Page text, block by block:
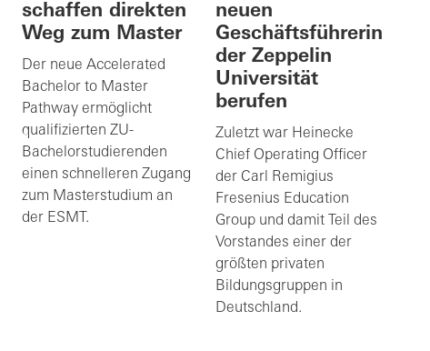
schaffen direkten
Weg zum Master
Der neue Accelerated
Bachelor to Master
Pathway ermöglicht
qualifizierten ZU-
Bachelorstudierenden
einen schnelleren Zugang
zum Masterstudium an
der ESMT.
neuen
Geschäftsführerin
der Zeppelin
Universität
berufen
Zuletzt war Heinecke
Chief Operating Officer
der Carl Remigius
Fresenius Education
Group und damit Teil des
Vorstandes einer der
größten privaten
Bildungsgruppen in
Deutschland.